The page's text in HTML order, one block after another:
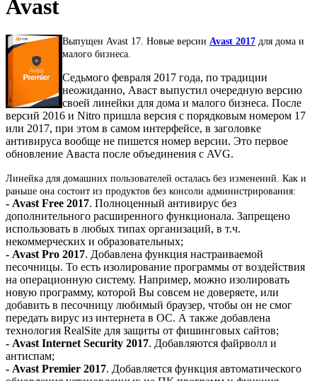
Avast
Выпущен Avast 17. Новые версии Avast 2017 для дома и
малого бизнеса.
Седьмого февраля 2017 года, по традиции
неожиданно, Аваст выпустил очередную версию
своей линейки для дома и малого бизнеса. После
версий 2016 и Nitro пришла версия с порядковым номером 17
или 2017, при этом в самом интерфейсе, в заголовке
антивируса вообще не пишется номер версии. Это первое
обновление Аваста после объединения с AVG.
Линейка для домашних пользователей осталась без изменений. Как и
раньше она состоит из продуктов без консоли администрирования:
- Avast Free 2017. Полноценный антивирус без
дополнительного расширенного функционала. Запрещено
использовать в любых типах организаций, в т.ч.
некоммерческих и образовательных;
- Avast Pro 2017. Добавлена функция настраиваемой
песочницы. То есть изолирование программы от воздействия
на операционную систему. Например, можно изолировать
новую программу, которой Вы совсем не доверяете, или
добавить в песочницу любимый браузер, чтобы он не смог
передать вирус из интернета в ОС. А также добавлена
технология RealSite для защиты от фишинговых сайтов;
- Avast Internet Security 2017. Добавляются файрволл и
антиспам;
- Avast Premier 2017. Добавляется функция автоматического